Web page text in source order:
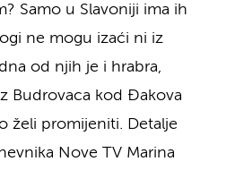
Samo u Slavoniji ima ih
ne mogu izaći ni iz
od njih je i hrabra,
Budrovaca kod Đakova
želi promijeniti. Detalje
Nove TV Marina